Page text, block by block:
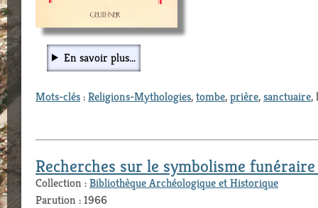
En savoir plus...
Mots-clés:Religions-Mythologies,tombe,prière,sanctuaire,
Recherches sur le symbolisme
Collection :Bibliothèque Archéologique et Historique
Parution : 1966